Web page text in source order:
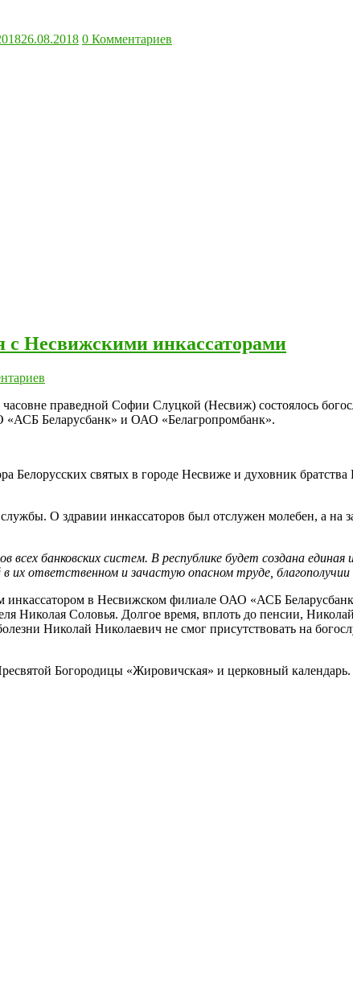
26.08.2018 0 Комментариев
с Несвижскими инкассаторами
праведной Софии Слуцкой (Несвиж) состоялось
Беларусбанк» и ОАО «Белагропромбанк».
Белорусских святых в городе Несвиже и духовник
О здравии инкассаторов был отслужен молебен, а
банковских систем. В республике будет создана единая
их ответственном и зачастую опасном труде,
в Несвижском филиале ОАО «АСБ
Николая Соловья. Долгое время, вплоть до пенсии,
Николай Николаевич не смог присутствовать на
Богородицы «Жировичская» и церковный календарь.